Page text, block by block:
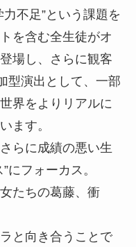
不足”という課題を
を含む全生徒がオ
場し、さらに観客
型演出として、一部
界をよりリアルに
ます。
らに成績の悪い生
にフォーカス。
たちの葛藤、衝
と向き合うことで